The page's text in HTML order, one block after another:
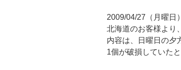
2009/04/27（月曜日
北海道のお客様より
内容は、日曜日の夕
1個が破損していた